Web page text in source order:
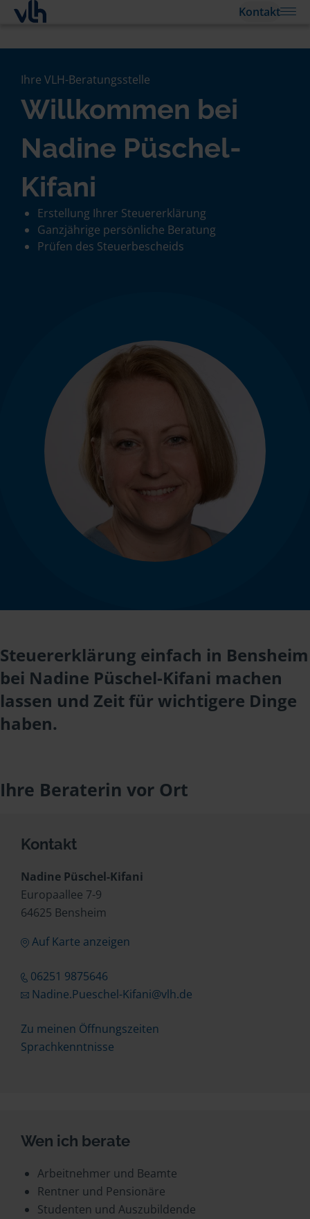
Kontakt
Ihre VLH-Beratungsstelle
Willkommen bei
Nadine Püschel-
Kifani
Erstellung Ihrer Steuererklärung
Ganzjährige persönliche Beratung
Prüfen des Steuerbescheids
Steuererklärung einfach in Bensheim
bei Nadine Püschel-Kifani machen
lassen und Zeit für wichtigere Dinge
haben.
Ihre Beraterin vor Ort
Kontakt
Nadine Püschel-Kifani
Europaallee 7-9
64625 Bensheim
Auf Karte anzeigen
06251 9875646
Nadine.Pueschel-Kifani@vlh.de
Zu meinen Öffnungszeiten
Sprachkenntnisse
Wen ich berate
Arbeitnehmer und Beamte
Rentner und Pensionäre
Studenten und Auszubildende